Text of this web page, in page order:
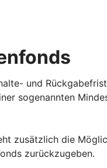
und
sogenannten
zusätzlich die
zurückzugeben.